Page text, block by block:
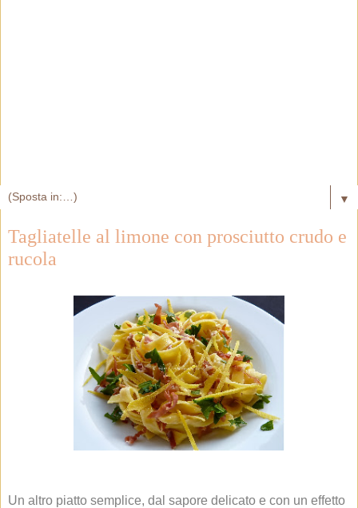
▼
Tagliatelle al limone con prosciutto crudo e
rucola
Un altro piatto semplice, dal sapore delicato e con un effetto